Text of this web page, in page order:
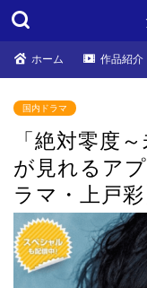
ホーム 作品紹介
国内ドラマ
「絶対零度
が見れるア
ラマ・上戸彩